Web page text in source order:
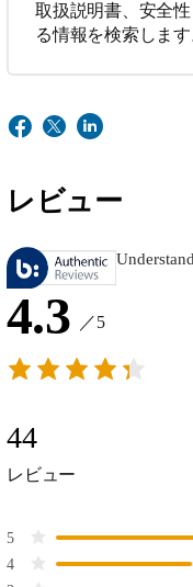
取扱説明書、安全
る情報を検索します
レビュー
4.3 ／5
44
レビュー
5
4